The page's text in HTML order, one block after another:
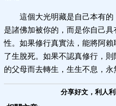
這個大光明藏是自己本有
是諸佛加被你的，而是你自己
性。如果修行真實法，能將阿賴
了生脫死。如果不認真修行，
的父母而去轉生，生生不息，永
分享好文，利人